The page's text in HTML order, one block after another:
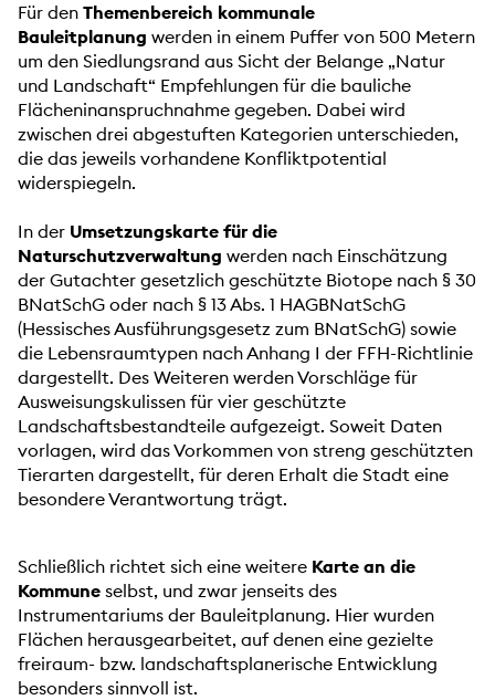
Für den Themenbereich kommunale
Bauleitplanung werden in einem Puffer von 500 Metern
um den Siedlungsrand aus Sicht der Belange „Natur
und Landschaft“ Empfehlungen für die bauliche
Flächeninanspruchnahme gegeben. Dabei wird
zwischen drei abgestuften Kategorien unterschieden,
die das jeweils vorhandene Konfliktpotential
widerspiegeln.
In der Umsetzungskarte für die
Naturschutzverwaltung werden nach Einschätzung
der Gutachter gesetzlich geschützte Biotope nach § 30
BNatSchG oder nach § 13 Abs. 1 HAGBNatSchG
(Hessisches Ausführungsgesetz zum BNatSchG) sowie
die Lebensraumtypen nach Anhang I der FFH-Richtlinie
dargestellt. Des Weiteren werden Vorschläge für
Ausweisungskulissen für vier geschützte
Landschaftsbestandteile aufgezeigt. Soweit Daten
vorlagen, wird das Vorkommen von streng geschützten
Tierarten dargestellt, für deren Erhalt die Stadt eine
besondere Verantwortung trägt.
Schließlich richtet sich eine weitere Karte an die
Kommune selbst, und zwar jenseits des
Instrumentariums der Bauleitplanung. Hier wurden
Flächen herausgearbeitet, auf denen eine gezielte
freiraum- bzw. landschaftsplanerische Entwicklung
besonders sinnvoll ist.